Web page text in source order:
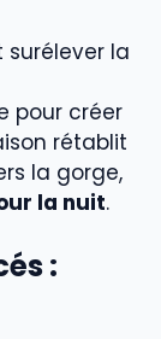
la
pour créer
rétablit
la gorge,
la nuit.
: